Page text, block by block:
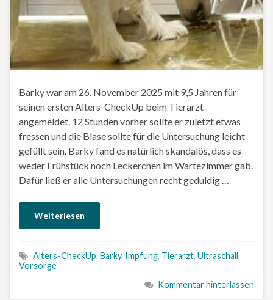
Barky war am 26. November 2025 mit 9,5 Jahren für
seinen ersten Alters-CheckUp beim Tierarzt
angemeldet. 12 Stunden vorher sollte er zuletzt etwas
fressen und die Blase sollte für die Untersuchung leicht
gefüllt sein. Barky fand es natürlich skandalös, dass es
weder Frühstück noch Leckerchen im Wartezimmer gab.
Dafür ließ er alle Untersuchungen recht geduldig …
Weiterlesen
Alters-CheckUp, Barky, Impfung, Tierarzt, Ultraschall,
Vorsorge
Kommentar hinterlassen